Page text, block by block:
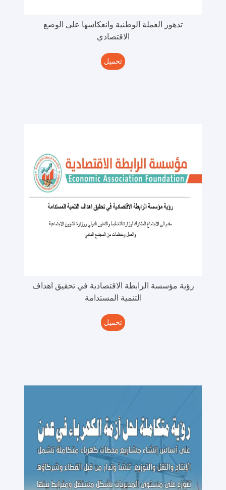
تدهور العملة الوطنية وانعكاسها على الوضع
الاقتصادي
تحميل
رؤية مؤسسة الرابطة الاقتصادية في تحقيق اهداف
التنمية المستدامة
تحميل